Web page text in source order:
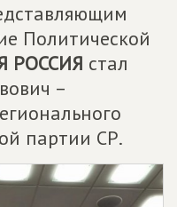
Политической
РОССИЯ стал
–
партии СР.